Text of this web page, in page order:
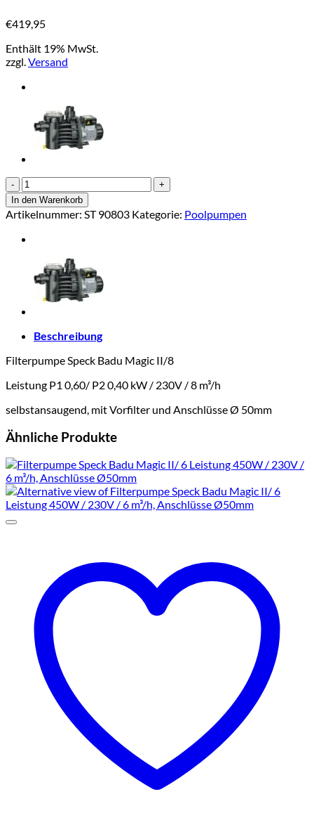
€419,95
Enthält 19% MwSt.
zzgl.Versand
Filterpumpe
Speck
Badu
Magic
II/8
600W
230V
8
m³/h
Menge
In den Warenkorb
Artikelnummer: ST 90803 Kategorie: Poolpumpen
Beschreibung
Filterpumpe Speck Badu Magic II/8
Leistung P1 0,60/ P2 0,40 kW / 230V / 8 m³/h
selbstansaugend, mit Vorfilter und AnschlüsseØ 50mm
Ähnliche Produkte